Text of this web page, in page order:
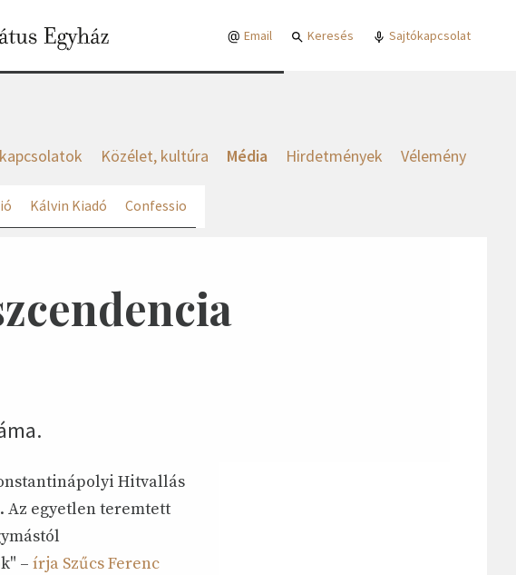
Email Keresés Sajtókapcsolat
Közélet, kultúra Média Hirdetmények Vélemény
Kálvin Kiadó Confessio
Hitvallás
egyetlen teremtett
– írja Szűcs Ferenc